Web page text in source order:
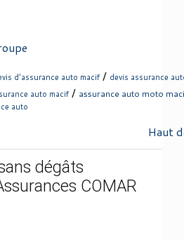
d'assurance auto macif / devis assurance
auto macif / assurance auto moto
auto
Haut
dégâts
COMAR